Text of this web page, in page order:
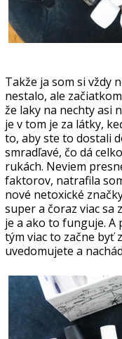
Takže ja som si vždy
nestalo, ale
že laky na nechty asi
je v tom je za látky,
to, aby ste to dostali
smradľavé, čo dá
rukách. Neviem
faktorov, natrafila
nové netoxické
super a čoraz viac sa
je a ako to funguje. A
tým viac to začne byť
uvedomujete a